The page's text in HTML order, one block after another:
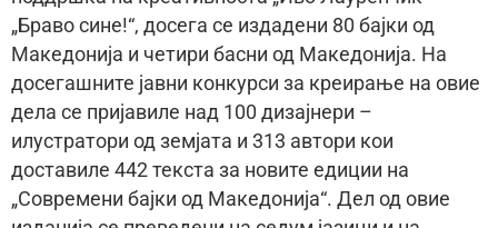
„Браво сине!“, досега се издадени 80 бајки од
Македонија и четири басни од Македонија. На
досегашните јавни конкурси за креирање на овие
дела се пријавиле над 100 дизајнери –
илустратори од земјата и 313 автори кои
доставиле 442 текста за новите едиции на
„Современи бајки од Македонија“. Дел од овие